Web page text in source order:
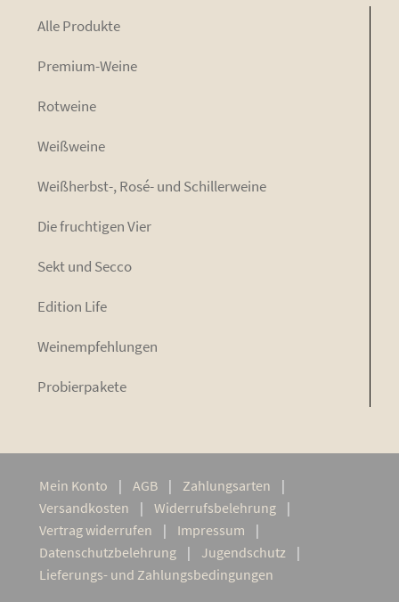
Alle Pro­duk­te
Pre­mi­um-Wei­ne
Rot­wei­ne
Weiß­wei­ne
Weiß­herbst-, Rosé- und Schillerweine
Die fruch­ti­gen Vier
Sekt und Secco
Edi­ti­on Life
Wein­emp­feh­lun­gen
Pro­bier­pa­ke­te
Mein Kon­to AGB
Zah­lungs­ar­ten
Ver­sand­kos­ten
Wider­rufs­be­leh­rung
Ver­trag widerrufen
Impres­sum
Daten­schutz­be­leh­rung
Jugend­schutz
Lie­­fe­rungs- und Zahlungsbedingungen